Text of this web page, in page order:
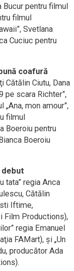
Bucur pentru filmul
filmul
Svetlana
Cuciuc pentru
coafură
Cătălin Ciutu, Dana
pe scara Richter”,
mon amour”,
filmul
Boeroiu pentru
Boeroiu
debut
tata” regia Anca
Cătălin
Iftime,
Film Productions),
regia Emanuel
FAMart), şi „Un
producător Ada